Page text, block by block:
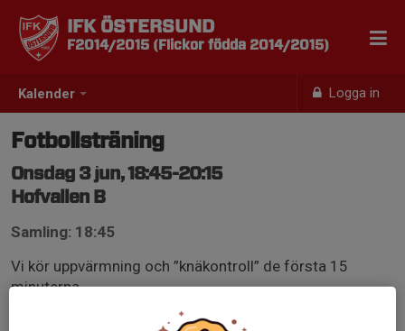
Kalender Logga in
IFK ÖSTERSUND
F2014/2015 (Flickor födda 2014/2015)
Fotbollsträning
Onsdag 3 jun, 18:45-20:15
Hofvallen B
Samling: 18:45
Vi kör uppvärmning och ”knäkontroll” de första 15
minuterna.